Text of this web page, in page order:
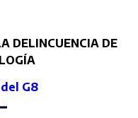
DELINCUENCIA DE
G8